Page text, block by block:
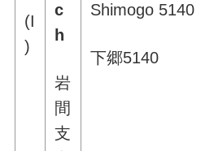
(I
)
c
h
岩
間
支
Shimogo 5140
下郷5140